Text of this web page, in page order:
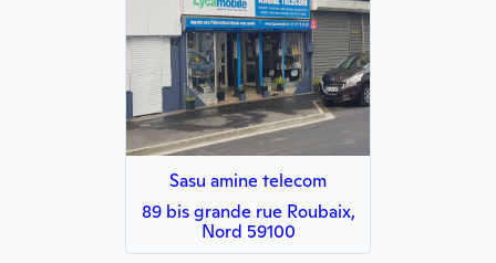
Sasu amine telecom
89 bis grande rue Roubaix,
Nord 59100